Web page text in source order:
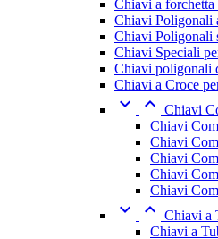
Chiavi a forchetta
Chiavi Poligonali
Chiavi Poligonali
Chiavi Speciali
Chiavi poligonali
Chiavi a Croce
  Chiavi
Chiavi
Chiavi
Chiavi
Chiavi
Chiavi
  Chiavi a
Chiavi a